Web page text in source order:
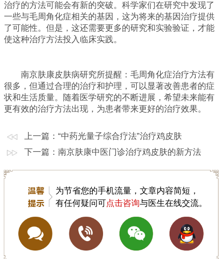
治疗的方法可能会有新的突破。科学家们在研究中发现了
一些与毛周角化症相关的基因，这为将来的基因治疗提供
了可能性。但是，这还需要更多的研究和实验验证，才能
使这种治疗方法投入临床实践。
南京肤康皮肤病研究所提醒：毛周角化症治疗方法有
很多，但通过合理的治疗和护理，可以显著改善患者的症
状和生活质量。随着医学研究的不断进展，希望未来能有
更有效的治疗方法出现，为患者带来更好的治疗效果。
上一篇： “中药光量子综合疗法”治疗鸡皮肤
下一篇： 南京肤康中医门诊治疗鸡皮肤的新方法
为节省您的手机流量，文章内容简短，
有任何疑问可点击咨询与医生在线交流。